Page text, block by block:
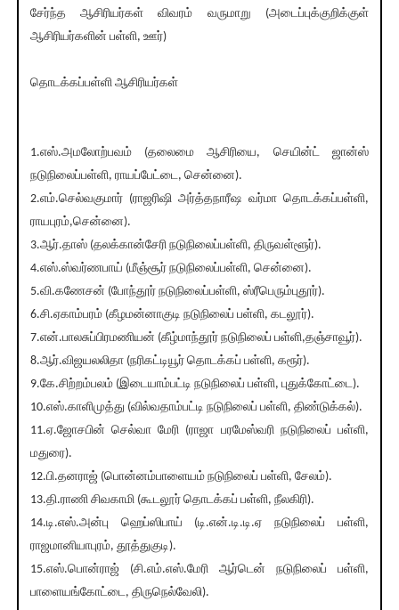
சேர்ந்த ஆசிரியர்கள் விவரம் வருமாறு (அடைப்புக்குறிக்குள்
ஆசிரியர்களின் பள்ளி, ஊர்)
தொடக்கப்பள்ளி ஆசிரியர்கள்
1.எஸ்.அமலோற்பவம் (தலைமை ஆசிரியை, செயின்ட் ஜான்ஸ்
நடுநிலைப்பள்ளி, ராயப்பேட்டை, சென்னை).
2.எம்.செல்வகுமார் (ராஜரிஷி அர்த்தநாரீஷ வர்மா தொடக்கப்பள்ளி,
ராயபுரம்,சென்னை).
3.ஆர்.தாஸ் (தலக்கான்சேரி நடுநிலைப்பள்ளி, திருவள்ளூர்).
4.எஸ்.ஸ்வர்ணபாய் (மீஞ்சூர் நடுநிலைப்பள்ளி, சென்னை).
5.வி.கணேசன் (போந்தூர் நடுநிலைப்பள்ளி, ஸ்ரீபெரும்புதூர்).
6.சி.ஏகாம்பரம் (கீழமன்னாகுடி நடுநிலைப் பள்ளி, கடலூர்).
7.என்.பாலசுப்பிரமணியன் (கீழ்மாந்தூர் நடுநிலைப் பள்ளி,தஞ்சாவூர்).
8.ஆர்.விஜயலலிதா (நரிகட்டியூர் தொடக்கப் பள்ளி, கரூர்).
9.கே.சிற்றம்பலம் (இடையாம்பட்டி நடுநிலைப் பள்ளி, புதுக்கோட்டை).
10.எஸ்.காளிமுத்து (வில்வதாம்பட்டி நடுநிலைப் பள்ளி, திண்டுக்கல்).
11.ஏ.ஜோசபின் செல்வா மேரி (ராஜா பரமேஸ்வரி நடுநிலைப் பள்ளி,
மதுரை).
12.பி.தனராஜ் (பொன்னம்பாளையம் நடுநிலைப் பள்ளி, சேலம்).
13.தி.ராணி சிவகாமி (கூடலூர் தொடக்கப் பள்ளி, நீலகிரி).
14.டி.எஸ்.அன்பு ஹெப்ஸிபாய் (டி.என்.டி.டி.ஏ நடுநிலைப் பள்ளி,
ராஜமானியாபுரம், தூத்துகுடி).
15.எஸ்.பொன்ராஜ் (சி.எம்.எஸ்.மேரி ஆர்டென் நடுநிலைப் பள்ளி,
பாளையங்கோட்டை, திருநெல்வேலி).